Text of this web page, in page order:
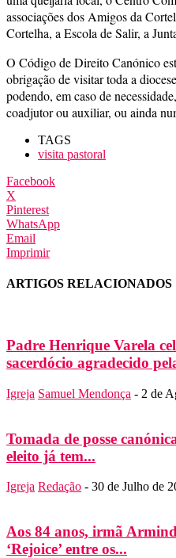
associações dos Amigos da
Cortelha, a Escola de Salir, a
O Código de Direito Canónico
obrigação de visitar toda a
podendo, em caso de
coadjutor ou auxiliar, ou ainda
TAGS
visita pastoral
Facebook
X
Pinterest
WhatsApp
Email
Imprimir
ARTIGOS RELACIONADOS
Padre Henrique Varela
sacerdócio agradecido
Igreja Samuel Mendonça - 2 de
Tomada de posse
eleito já tem...
Igreja Redação - 30 de Julho de
Aos 84 anos, irmã
‘Rejoice’ entre os...